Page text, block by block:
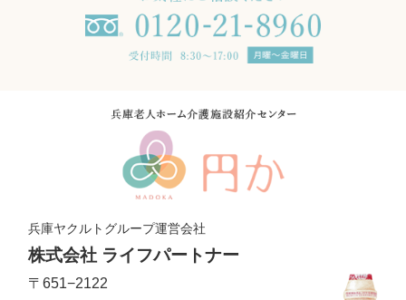
兵庫ヤクルトグループ運営会社
株式会社 ライフパートナー
〒651−2122